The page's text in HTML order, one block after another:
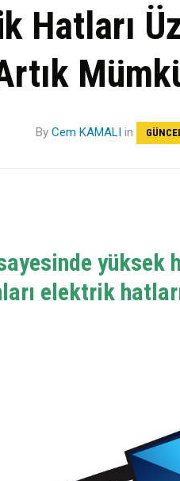
Hatları
By Cem KAMALI in
yüksek
elektrik